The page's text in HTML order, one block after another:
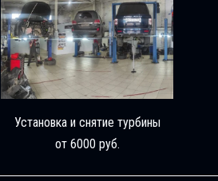
Установка и снятие турбины
от 6000 руб.